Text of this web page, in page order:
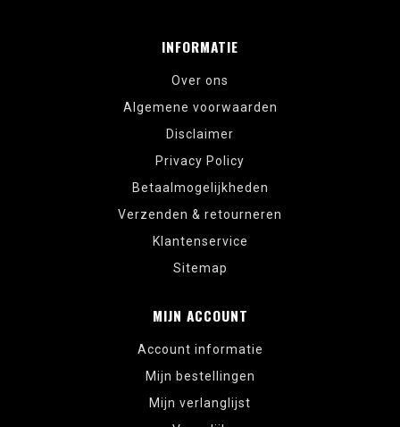
INFORMATIE
Over ons
Algemene voorwaarden
Disclaimer
Privacy Policy
Betaalmogelijkheden
Verzenden & retourneren
Klantenservice
Sitemap
MIJN ACCOUNT
Account informatie
Mijn bestellingen
Mijn verlanglijst